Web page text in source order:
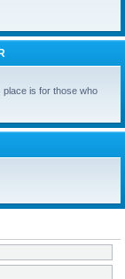
place is for those who